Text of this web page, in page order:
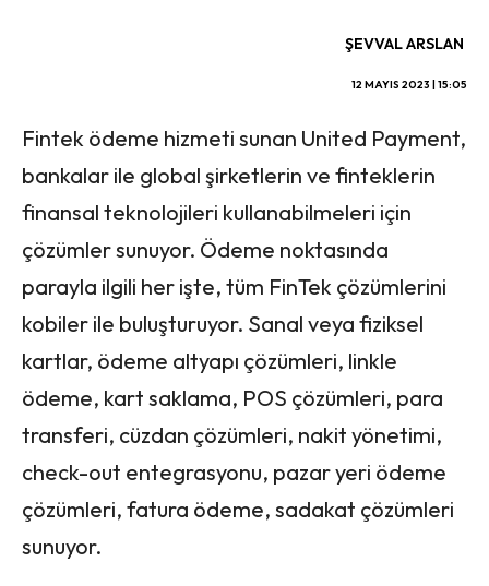
ŞEVVAL ARSLAN
12 MAYIS 2023 | 15:05
Fintek ödeme hizmeti sunan United Payment,
bankalar ile global şirketlerin ve finteklerin
finansal teknolojileri kullanabilmeleri için
çözümler sunuyor. Ödeme noktasında
parayla ilgili her işte, tüm FinTek çözümlerini
kobiler ile buluşturuyor. Sanal veya fiziksel
kartlar, ödeme altyapı çözümleri, linkle
ödeme, kart saklama, POS çözümleri, para
transferi, cüzdan çözümleri, nakit yönetimi,
check-out entegrasyonu, pazar yeri ödeme
çözümleri, fatura ödeme, sadakat çözümleri
sunuyor.